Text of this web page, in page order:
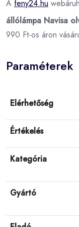
A feny24.hu
állólámpa Navisa
990 Ft-os áron
Paraméterek
Elérhetőség
Értékelés
Kategória
Gyártó